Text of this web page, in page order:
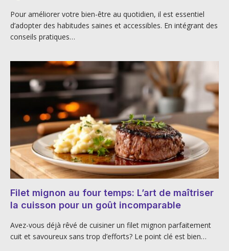
Pour améliorer votre bien-être au quotidien, il est essentiel
d’adopter des habitudes saines et accessibles. En intégrant des
conseils pratiques…
Filet mignon au four temps: L’art de maîtriser
la cuisson pour un goût incomparable
Avez-vous déjà rêvé de cuisiner un filet mignon parfaitement
cuit et savoureux sans trop d’efforts? Le point clé est bien…